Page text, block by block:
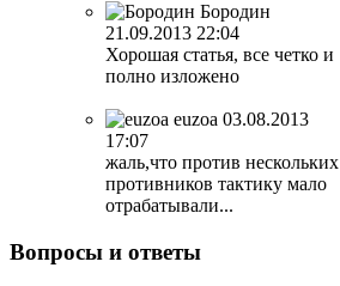
Бородин
21.09.2013 22:04
Хорошая статья, все четко и
полно изложено
euzoa 03.08.2013
17:07
жаль,что против нескольких
противников тактику мало
отрабатывали...
Вопросы и ответы